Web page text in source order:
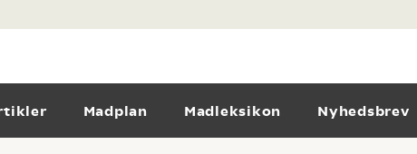
Madplan Madleksikon Nyhedsbrev